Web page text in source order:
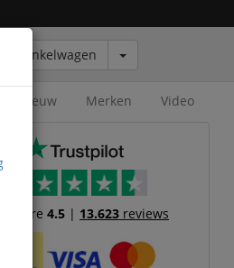
Winkelwagen
Nieuw Merken Video
4.5 | 13.623 reviews